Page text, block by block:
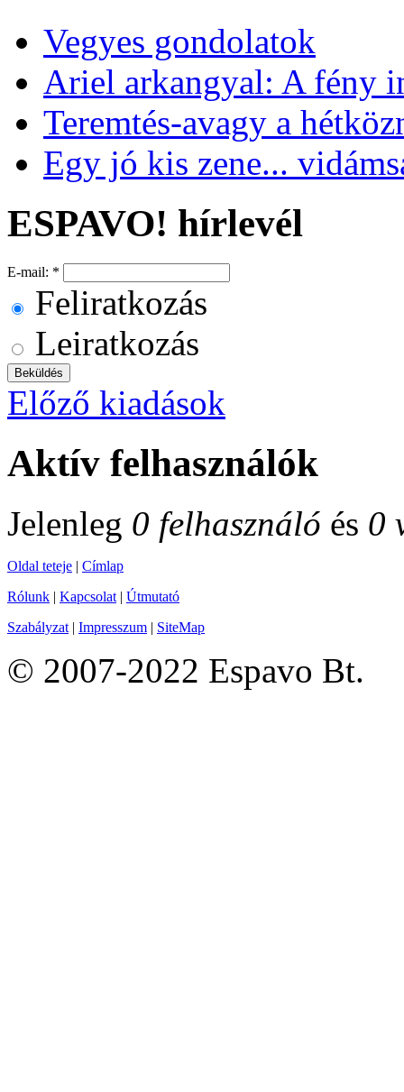
Vegyes gondolatok
Ariel arkangyal: A fény
Teremtés-avagy a
Egy jó kis zene...
ESPAVO! hírlevél
E-mail: *
Feliratkozás
Leiratkozás
Előző kiadások
Aktív felhasználók
Jelenleg 0 felhasználó és 0
Oldal teteje | Címlap
Rólunk | Kapcsolat | Útmutató
Szabályzat | Impresszum | SiteMap
© 2007-2022 Espavo Bt.